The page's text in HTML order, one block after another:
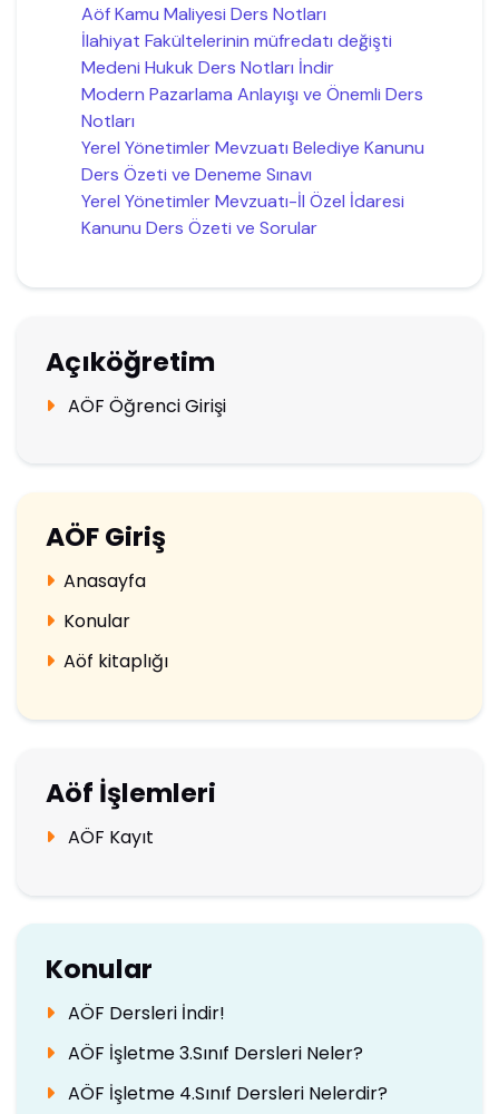
Aöf Kamu Maliyesi Ders Notları
İlahiyat Fakültelerinin müfredatı değişti
Medeni Hukuk Ders Notları İndir
Modern Pazarlama Anlayışı ve Önemli Ders
Notları
Yerel Yönetimler Mevzuatı Belediye Kanunu
Ders Özeti ve Deneme Sınavı
Yerel Yönetimler Mevzuatı-İl Özel İdaresi
Kanunu Ders Özeti ve Sorular
Açıköğretim
AÖF Öğrenci Girişi
AÖF Giriş
Anasayfa
Konular
Aöf kitaplığı
Aöf İşlemleri
AÖF Kayıt
Konular
AÖF Dersleri İndir!
AÖF İşletme 3.Sınıf Dersleri Neler?
AÖF İşletme 4.Sınıf Dersleri Nelerdir?